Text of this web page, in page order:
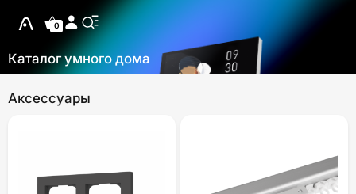
0
Каталог умного дома
Аксессуары